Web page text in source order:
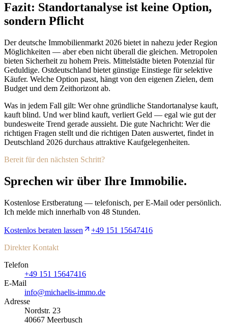
Fazit: Standortanalyse ist keine Option,
sondern Pflicht
Der deutsche Immobilienmarkt 2026 bietet in nahezu jeder Region
Möglichkeiten — aber eben nicht überall die gleichen. Metropolen
bieten Sicherheit zu hohem Preis. Mittelstädte bieten Potenzial für
Geduldige. Ostdeutschland bietet günstige Einstiege für selektive
Käufer. Welche Option passt, hängt von den eigenen Zielen, dem
Budget und dem Zeithorizont ab.
Was in jedem Fall gilt: Wer ohne gründliche Standortanalyse kauft,
kauft blind. Und wer blind kauft, verliert Geld — egal wie gut der
bundesweite Trend gerade aussieht. Die gute Nachricht: Wer die
richtigen Fragen stellt und die richtigen Daten auswertet, findet in
Deutschland 2026 durchaus attraktive Kaufgelegenheiten.
Bereit für den nächsten Schritt?
Sprechen wir über Ihre Immobilie.
Kostenlose Erstberatung — telefonisch, per E-Mail oder persönlich.
Ich melde mich innerhalb von 48 Stunden.
Kostenlos beraten lassen
+49 151 15647416
Direkter Kontakt
Telefon
+49 151 15647416
E-Mail
info@michaelis-immo.de
Adresse
Nordstr. 23
40667 Meerbusch